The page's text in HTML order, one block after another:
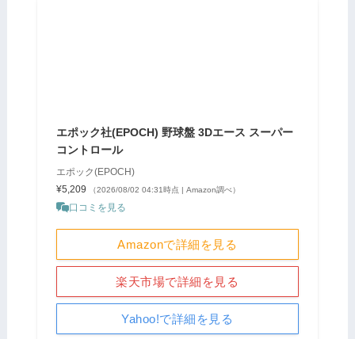
エポック社(EPOCH) 野球盤 3Dエース スーパー
コントロール
エポック(EPOCH)
¥5,209
（2026/08/02 04:31時点 | Amazon調べ）
口コミを見る
Amazonで詳細を見る
楽天市場で詳細を見る
Yahoo!で詳細を見る